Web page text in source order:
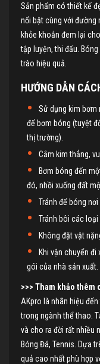
Sản phẩm có thiết kế
nổi bật cùng với đường
khỏe khoắn đem lại
tập luyện, thi đấu.
trào hiệu quả.
HƯỚNG DẪN
Sử dụng kim bơm
để bơm bóng (tuyệt
thị trường).
Cắm kim thẳng,
Bơm bóng đến
đó, nhồi xuống đất
Tránh để bóng
Tránh bôi các loại
Không đặt vật
Khi vận chuyển
gói của nhà sản xuất.
>>> Tham khảo thêm
AKpro là nhãn hiệu
trong ngành thể thao.
và cho ra đời rất nhiều
Bóng Đá, Tennis. Dựa
quả cao nhất phù hợp